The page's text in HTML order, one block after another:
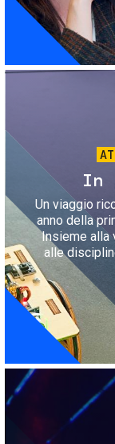
In
Un viaggio
anno della
Insieme alla
alle